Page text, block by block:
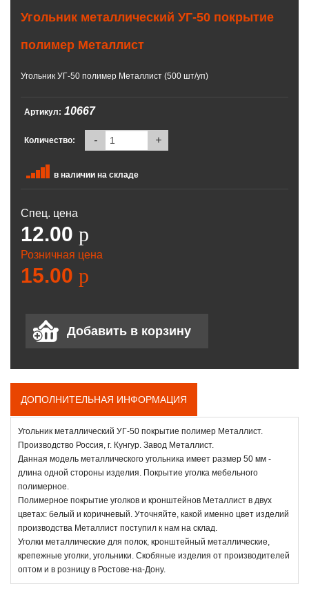
Угольник металлический УГ-50 покрытие
полимер Металлист
Угольник УГ-50 полимер Металлист (500 шт/уп)
Артикул: 10667
Количество: - +
в наличии на складе
Спец. цена
12.00 p
Розничная цена
15.00 p
ДОПОЛНИТЕЛЬНАЯ ИНФОРМАЦИЯ
Угольник металлический УГ-50 покрытие полимер Металлист.
Производство Россия, г. Кунгур. Завод Металлист.
Данная модель металлического угольника имеет размер 50 мм -
длина одной стороны изделия. Покрытие уголка мебельного
полимерное.
Полимерное покрытие уголков и кронштейнов Металлист в двух
цветах: белый и коричневый. Уточняйте, какой именно цвет изделий
производства Металлист поступил к нам на склад.
Уголки металлические для полок, кронштейный металлические,
крепежные уголки, угольники. Скобяные изделия от производителей
оптом и в розницу в Ростове-на-Дону.